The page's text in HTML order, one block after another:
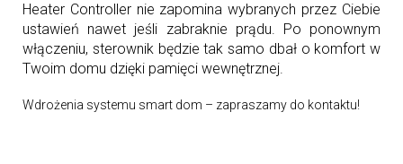
Heater Controller nie zapomina wybranych przez Ciebie
ustawień nawet jeśli zabraknie prądu. Po ponownym
włączeniu, sterownik będzie tak samo dbał o komfort w
Twoim domu dzięki pamięci wewnętrznej.
Wdrożenia systemu smart dom – zapraszamy do kontaktu!